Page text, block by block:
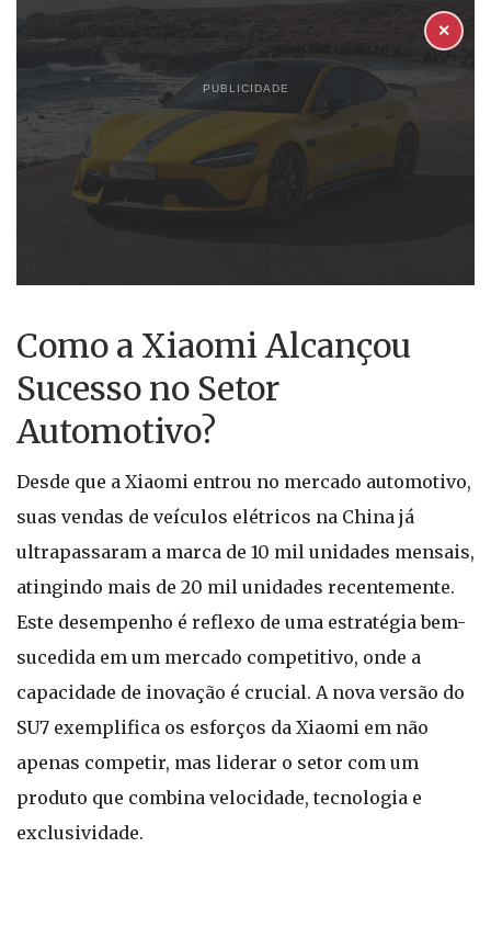
PUBLICIDADE
✕
Como a Xiaomi Alcançou
Sucesso no Setor
Automotivo?
Desde que a Xiaomi entrou no mercado automotivo,
suas vendas de veículos elétricos na China já
ultrapassaram a marca de 10 mil unidades mensais,
atingindo mais de 20 mil unidades recentemente.
Este desempenho é reflexo de uma estratégia bem-
sucedida em um mercado competitivo, onde a
capacidade de inovação é crucial. A nova versão do
SU7 exemplifica os esforços da Xiaomi em não
apenas competir, mas liderar o setor com um
produto que combina velocidade, tecnologia e
exclusividade.